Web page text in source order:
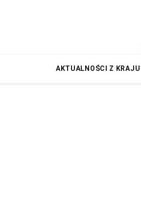
AKTUALNOŚCI Z KRAJU